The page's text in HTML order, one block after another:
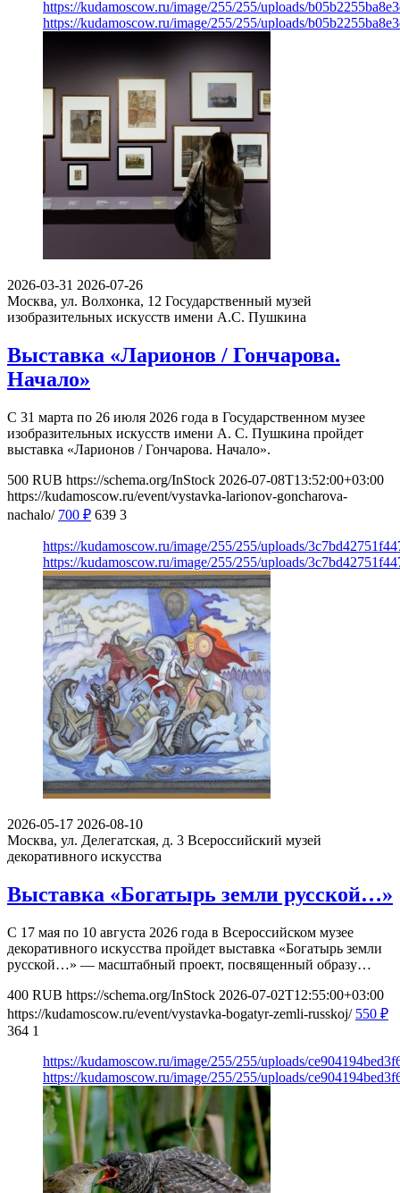
https://kudamoscow.ru/image/255/255/uploads/
https://kudamoscow.ru/image/255/255/uploads/
2026-03-31 2026-07-26
Москва, ул. Волхонка, 12 Государственный музей
изобразительных искусств имени А.С. Пушкина
Выставка «Ларионов / Гончарова.
Начало»
С 31 марта по 26 июля 2026 года в Государственном музее
изобразительных искусств имени А. С. Пушкина пройдет
выставка «Ларионов / Гончарова. Начало».
500 RUB https://schema.org/InStock 2026-07-08T13:52:00+03:00
https://kudamoscow.ru/event/vystavka-larionov-goncharova-
nachalo/ 700 ₽ 639 3
https://kudamoscow.ru/image/255/255/uploads/
https://kudamoscow.ru/image/255/255/uploads/
2026-05-17 2026-08-10
Москва, ул. Делегатская, д. 3 Всероссийский музей
декоративного искусства
Выставка «Богатырь земли русской…»
С 17 мая по 10 августа 2026 года в Всероссийском музее
декоративного искусства пройдет выставка «Богатырь земли
русской…» — масштабный проект, посвященный образу…
400 RUB https://schema.org/InStock 2026-07-02T12:55:00+03:00
https://kudamoscow.ru/event/vystavka-bogatyr-zemli-russkoj/ 550 ₽
364 1
https://kudamoscow.ru/image/255/255/uploads/
https://kudamoscow.ru/image/255/255/uploads/